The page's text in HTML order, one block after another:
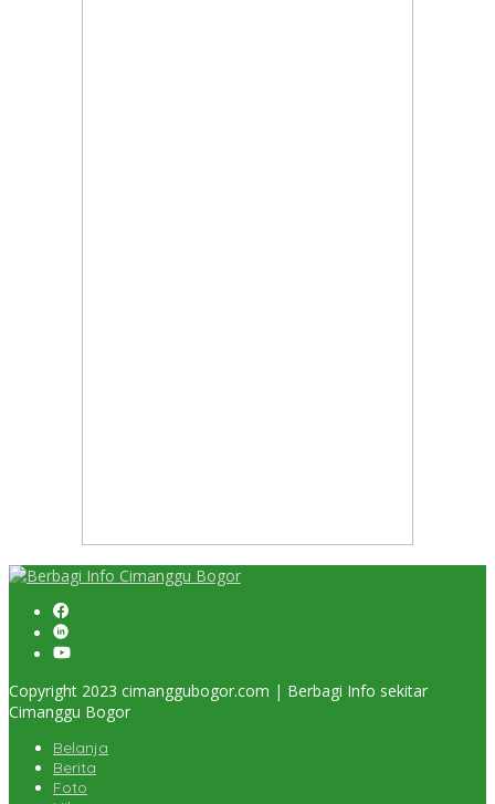
Copyright 2023 cimanggubogor.com | Berbagi Info sekitar
Cimanggu Bogor
Belanja
Berita
Foto